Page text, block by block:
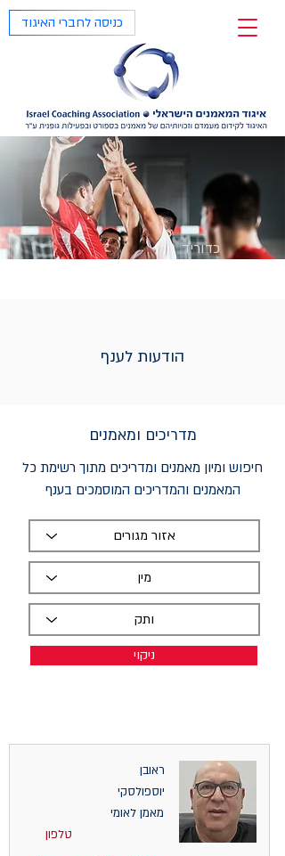
כניסה לחברי האיגוד
כדוריד
הודעות לענף
מדריכים ומאמנים
חיפוש ומיון מאמנים ומדריכים מתוך רשימת כל
המאמנים והמדריכים המוסמכים בענף
ניקוי
ראובן
יוספולסקי
מאמן לאומי
טלפון